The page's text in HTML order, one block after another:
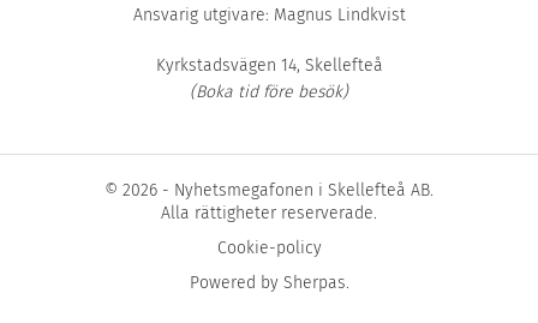
Ansvarig utgivare: Magnus Lindkvist
Kyrkstadsvägen 14, Skellefteå
(Boka tid före besök)
© 2026 - Nyhetsmegafonen i Skellefteå AB.
Alla rättigheter reserverade.
Cookie-policy
Powered by Sherpas.